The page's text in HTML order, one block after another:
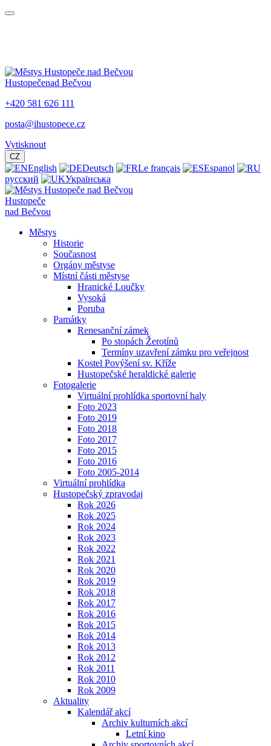
Hustopečenad Bečvou
+420 581 626 111
posta@ihustopece.cz
Vytisknout
CZ
English Deutsch Le français
Espanol
русский
Українська
Hustopeče
nad Bečvou
Městys
Historie
Současnost
Orgány městyse
Místní části městyse
Hranické Loučky
Vysoká
Poruba
Památky
Renesanční zámek
Po stopách Žerotínů
Termíny uzavření zámku pro veřejnost
Kostel Povýšení sv. Kříže
Hustopečské heraldické galerie
Fotogalerie
Virtuální prohlídka sportovní haly
Foto 2023
Foto 2019
Foto 2018
Foto 2017
Foto 2015
Foto 2016
Foto 2005-2014
Virtuální prohlídka
Hustopečský zpravodaj
Rok 2026
Rok 2025
Rok 2024
Rok 2023
Rok 2022
Rok 2021
Rok 2020
Rok 2019
Rok 2018
Rok 2017
Rok 2016
Rok 2015
Rok 2014
Rok 2013
Rok 2012
Rok 2011
Rok 2010
Rok 2009
Aktuality
Kalendář akcí
Archiv kulturních akcí
Letní kino